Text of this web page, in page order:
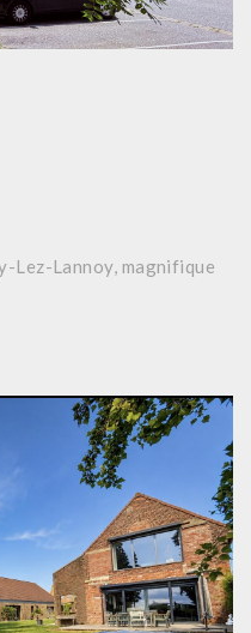
Lez-Lannoy, magnifique